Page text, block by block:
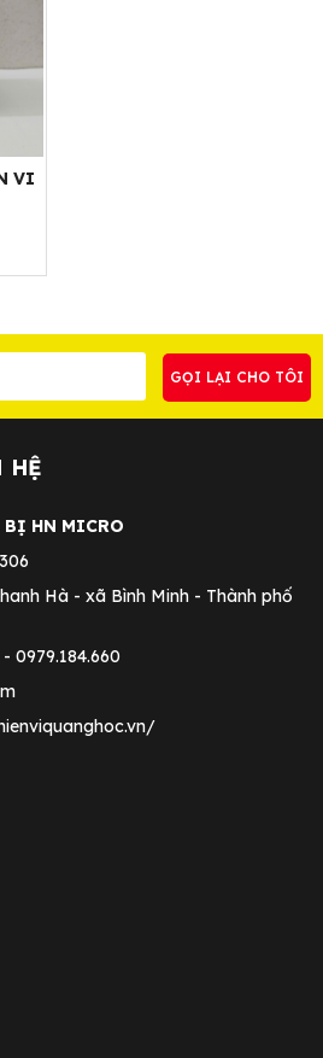
VI
HỆ
BỊ HN MICRO
Hà - xã Bình Minh - Thành phố
0979.184.660